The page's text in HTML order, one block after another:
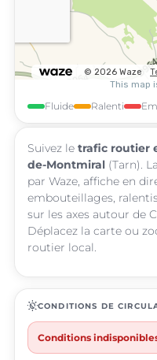
Fluide Ralenti
Suivez le trafic routier
de-Montmiral (Tarn).
par Waze, affiche en
embouteillages,
sur les axes autour de
Déplacez la carte ou
routier local.
routineCONDITIONS DE
Conditions